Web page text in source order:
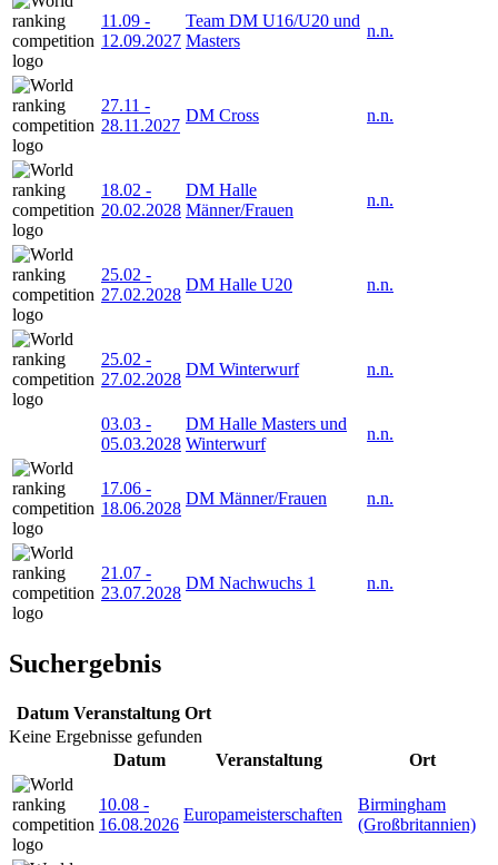
11.09 -
12.09.2027
Team DM U16/U20 und
Masters
n.n.
27.11 -
28.11.2027
DM Cross n.n.
18.02 -
20.02.2028
DM Halle
Männer/Frauen
n.n.
25.02 -
27.02.2028
DM Halle U20 n.n.
25.02 -
27.02.2028
DM Winterwurf n.n.
03.03 -
05.03.2028
DM Halle Masters und
Winterwurf
n.n.
17.06 -
18.06.2028
DM Männer/Frauen n.n.
21.07 -
23.07.2028
DM Nachwuchs 1 n.n.
Suchergebnis
Datum Veranstaltung Ort
Keine Ergebnisse gefunden
Datum
Veranstaltung Ort
10.08 -
16.08.2026
Europameisterschaften
Birmingham
(Großbritannien)